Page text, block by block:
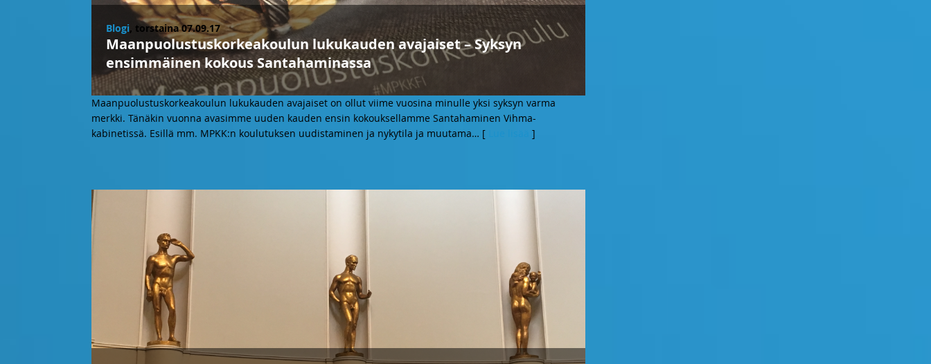
Blogi, torstaina 07.09.17
Maanpuolustuskorkeakoulun lukukauden avajaiset – Syksyn
ensimmäinen kokous Santahaminassa
Maanpuolustuskorkeakoulun lukukauden avajaiset on ollut viime vuosina minulle yksi syksyn varma
merkki. Tänäkin vuonna avasimme uuden kauden ensin kokouksellamme Santahaminen Vihma-
kabinetissä. Esillä mm. MPKK:n koulutuksen uudistaminen ja nykytila ja muutama… [ ]